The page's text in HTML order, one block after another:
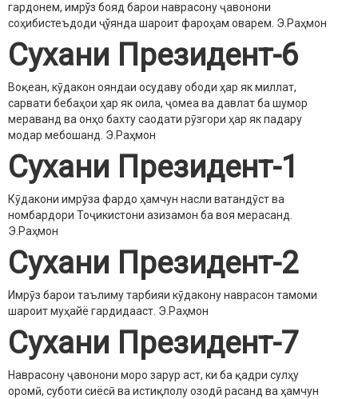
гардонем, имрўз бояд барои наврасону ҷавонони
соҳибистеъдоди ҷўянда шароит фароҳам оварем. Э.Раҳмон
Сухани Президент-6
Воқеан, кӯдакон ояндаи осудаву ободи ҳар як миллат,
сарвати бебаҳои ҳар як оила, ҷомеа ва давлат ба шумор
мераванд ва онҳо бахту саодати рӯзгори ҳар як падару
модар мебошанд. Э.Раҳмон
Сухани Президент-1
Кӯдакони имрӯза фардо ҳамчун насли ватандӯст ва
номбардори Тоҷикистони азизамон ба воя мерасанд.
Э.Раҳмон
Сухани Президент-2
Имрӯз барои таълиму тарбияи кӯдакону наврасон тамоми
шароит муҳайё гардидааст. Э.Раҳмон
Сухани Президент-7
Наврасону ҷавонони моро зарур аст, ки ба қадри сулҳу
оромӣ, суботи сиёсӣ ва истиқлолу озодӣ расанд ва ҳамчун